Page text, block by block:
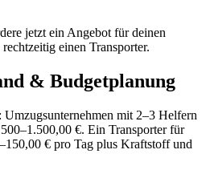
jetzt ein Angebot für deinen
einen Transporter.
& Budgetplanung
mit 2–3 Helfern
€. Ein Transporter für
€ pro Tag plus Kraftstoff und